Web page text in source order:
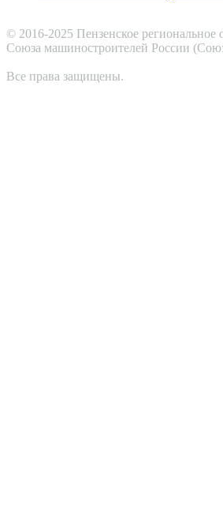
© 2016-2025 Пензенское региональное
Cоюза машиностроителей России
Все права защищены.